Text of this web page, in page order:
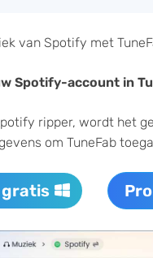
van Spotify met
Spotify-account in
ripper, wordt het
om TuneFab
gratis